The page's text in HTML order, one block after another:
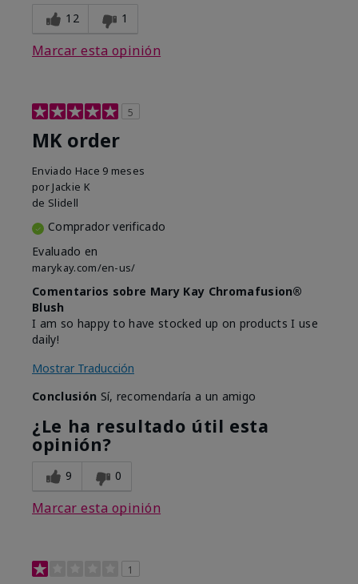
12 1
Marcar esta opinión
5
MK order
Enviado Hace 9 meses
por Jackie K
de Slidell
Comprador verificado
Evaluado en
marykay.com/en-us/
Comentarios sobre Mary Kay Chromafusion®
Blush
I am so happy to have stocked up on products I use
daily!
Mostrar Traducción
Conclusión Sí, recomendaría a un amigo
¿Le ha resultado útil esta
opinión?
9 0
Marcar esta opinión
1